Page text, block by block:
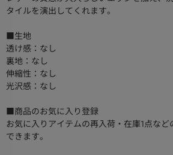
タイルを演出してくれます。
■生地
透け感：なし
裏地：なし
伸縮性：なし
光沢感：なし
■商品のお気に入り登録
お気に入りアイテムの再入荷・在庫1点な
できます。